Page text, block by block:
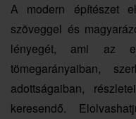
A modern építészet
szöveggel és
lényegét, ami az
tömegarányaiban,
adottságaiban,
keresendő.